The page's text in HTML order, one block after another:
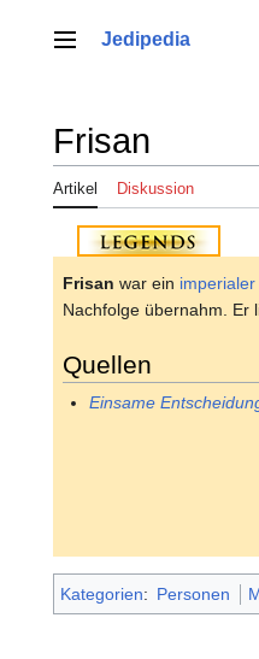
springenHauptmenü
Jedipedia
Frisan
Artikel Diskussion
Frisan war ein imperialer
Nachfolge übernahm.
Quellen
Einsame
Kategorien: Personen